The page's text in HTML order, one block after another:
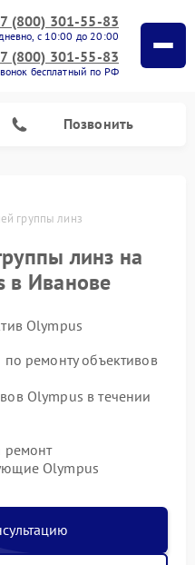
(800) 301-55-83
с 10:00 до 20:00
(800) 301-55-83
бесплатный по РФ
Позвонить
группы линз
линз на
в Иванове
Olympus
ремонту объективов
Olympus в течении
ремонт
Olympus